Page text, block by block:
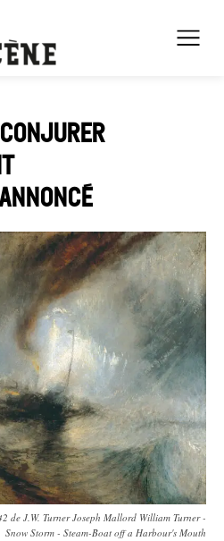
Conjurer
de J.W. Turner Joseph Mallord William Turner -
Snow Storm - Steam-Boat off a Harbour's Mouth